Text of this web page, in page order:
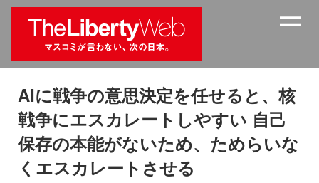
AIに戦争の意思決定を任せると、核
戦争にエスカレートしやすい 自己
保存の本能がないため、ためらいな
くエスカレートさせる